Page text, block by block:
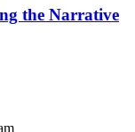
the Narrative